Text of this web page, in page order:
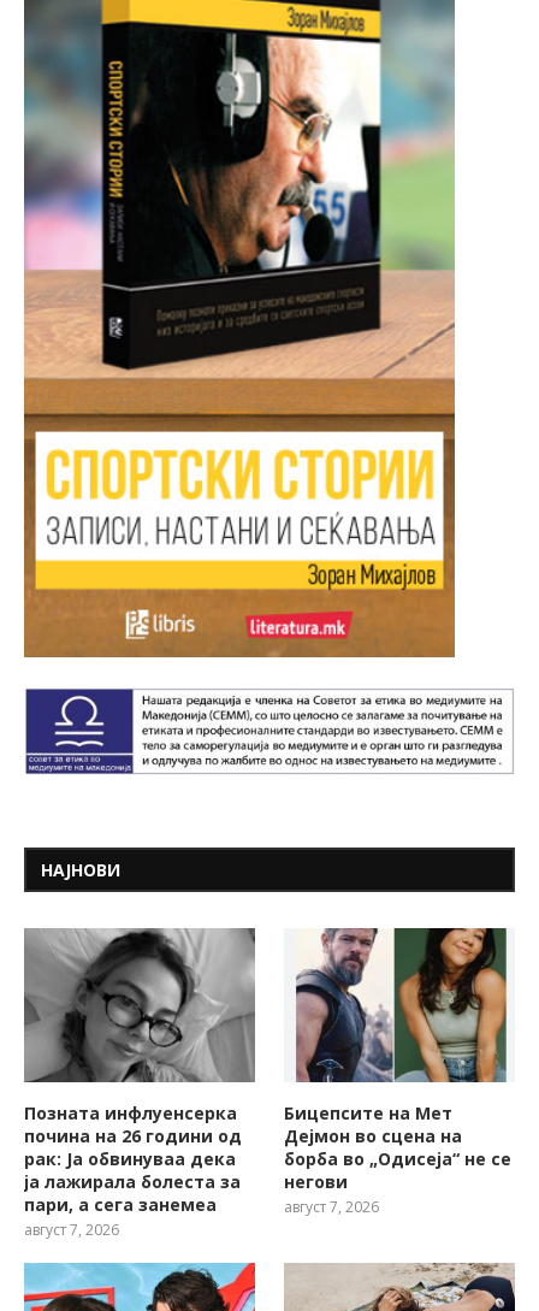
НАЈНОВИ
Позната инфлуенсерка
почина на 26 години од
рак: Ја обвинуваа дека
ја лажирала болеста за
пари, а сега занемеа
август 7, 2026
Бицепсите на Мет
Дејмон во сцена на
борба во „Одисеја“ не се
негови
август 7, 2026